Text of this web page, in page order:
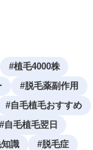
#植毛4000株
#脱毛薬副作用
#自毛植毛おすすめ
#自毛植毛翌日
識 #脱毛症